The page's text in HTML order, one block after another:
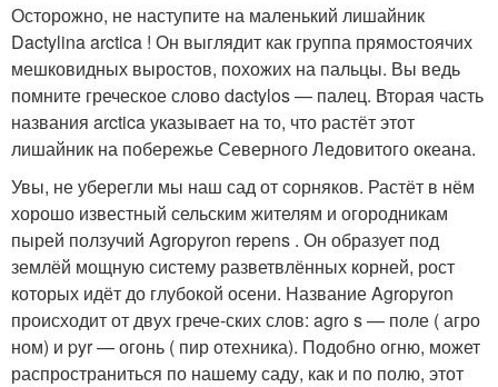
Осторожно, не наступите на маленький лишайник
Dactylina arctica ! Он выглядит как группа прямостоячих
мешковидных выростов, похожих на пальцы. Вы ведь
помните греческое слово dactylos — палец. Вторая часть
названия arctica указывает на то, что растёт этот
лишайник на побережье Северного Ледовитого океана.
Увы, не уберегли мы наш сад от сорняков. Растёт в нём
хорошо известный сельским жителям и огородникам
пырей ползучий Agropyron repens . Он образует под
землёй мощную систему разветвлённых корней, рост
которых идёт до глубокой осени. Название Agropyron
происходит от двух грече-ских слов: agro s — поле ( агро
ном) и pyr — огонь ( пир отехника). Подобно огню, может
распространиться по нашему саду, как и по полю, этот